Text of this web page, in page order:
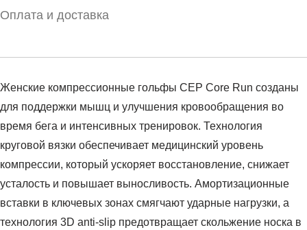
Оплата и доставка
Женские компрессионные гольфы CEP Core Run созданы
для поддержки мышц и улучшения кровообращения во
время бега и интенсивных тренировок. Технология
круговой вязки обеспечивает медицинский уровень
компрессии, который ускоряет восстановление, снижает
усталость и повышает выносливость. Амортизационные
вставки в ключевых зонах смягчают ударные нагрузки, а
технология 3D anti-slip предотвращает скольжение носка в